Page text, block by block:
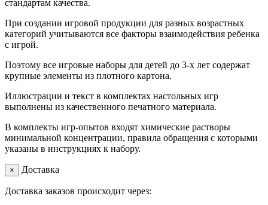
стандартам качества.
При создании игровой продукции для разных возрастных
категорий учитываются все факторы взаимодействия ребенка
с игрой.
Поэтому все игровые наборы для детей до 3-х лет содержат
крупные элементы из плотного картона.
Иллюстрации и текст в комплектах настольных игр
выполнены из качественного печатного материала.
В комплекты игр-опытов входят химические растворы
минимальной концентрации, правила обращения с которыми
указаны в инструкциях к набору.
× Доставка
Доставка заказов происходит через: